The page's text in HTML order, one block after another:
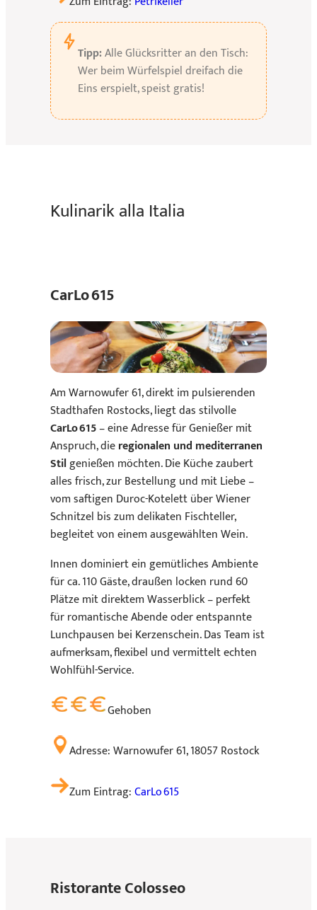
Tipp:Alle Glücksritter an den Tisch:
Wer beim Würfelspiel dreifach die
Eins erspielt, speist gratis!
Kulinarik alla Italia
CarLo 615
Am Warnowufer 61, direkt im pulsierenden
Stadthafen Rostocks, liegt das stilvolle
CarLo 615– eine Adresse für Genießer mit
Anspruch, dieregionalen und mediterranen
Stilgenießen möchten. Die Küche zaubert
alles frisch, zur Bestellung und mit Liebe –
vom saftigen Duroc-Kotelett über Wiener
Schnitzel bis zum delikaten Fischteller,
begleitet von einem ausgewählten Wein.
Innen dominiert ein gemütliches Ambiente
für ca. 110 Gäste, draußen locken rund 60
Plätze mit direktem Wasserblick – perfekt
für romantische Abende oder entspannte
Lunchpausen bei Kerzenschein. Das Team ist
aufmerksam, flexibel und vermittelt echten
Wohlfühl-Service.
Adresse: Warnowufer 61, 18057 Rostock
Zum Eintrag:CarLo 615
Gehoben
Ristorante Colosseo